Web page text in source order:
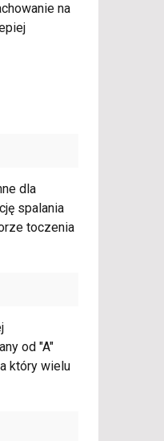
na
dla
spalania
toczenia
od "A"
który wielu